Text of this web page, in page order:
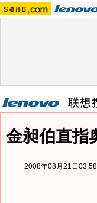
金昶伯直指
2008年08月21日03:58